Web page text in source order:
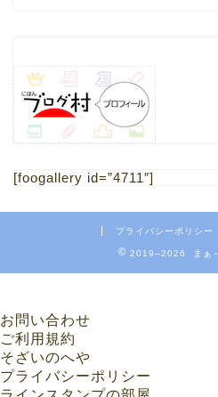
[foogallery id=”4711″]
プライバシーポリシー
2019–2026 まぁ
お問い合わせ
ご利用規約
そざいのへや
プライバシーポリシー
4.フ